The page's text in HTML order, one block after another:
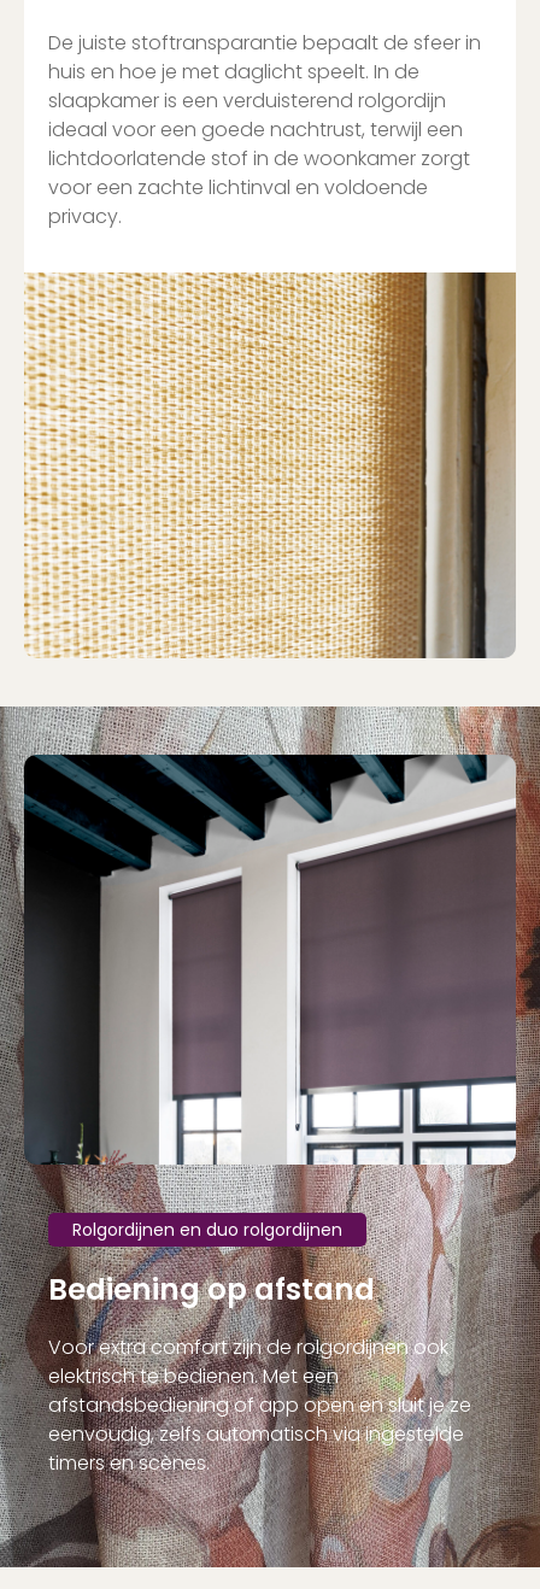
De juiste stoftransparantie bepaalt de sfeer in
huis en hoe je met daglicht speelt. In de
slaapkamer is een verduisterend rolgordijn
ideaal voor een goede nachtrust, terwijl een
lichtdoorlatende stof in de woonkamer zorgt
voor een zachte lichtinval en voldoende
privacy.
Rolgordijnen en duo rolgordijnen
Bediening op afstand
Voor extra comfort zijn de rolgordijnen ook
elektrisch te bedienen. Met een
afstandsbediening of app open en sluit je ze
eenvoudig, zelfs automatisch via ingestelde
timers en scènes.